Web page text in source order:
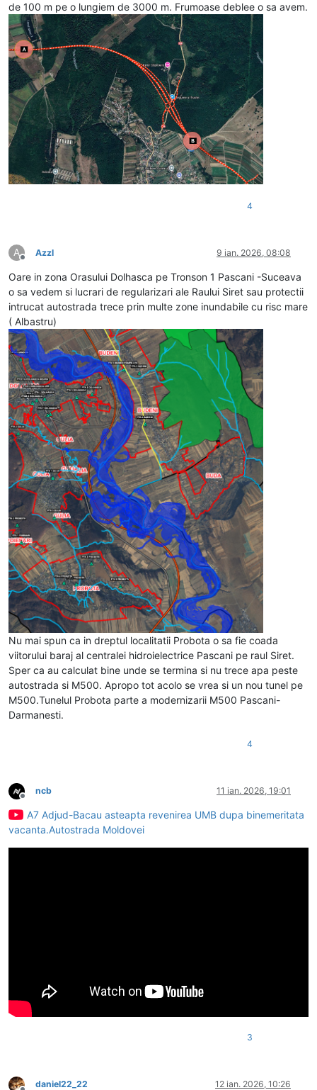
de 100 m pe o lungiem de 3000 m. Frumoase deblee o sa avem.
4
A
Deconectat
Azzl 9 ian. 2026, 08:08
Oare in zona Orasului Dolhasca pe Tronson 1 Pascani -Suceava
o sa vedem si lucrari de regularizari ale Raului Siret sau protectii
intrucat autostrada trece prin multe zone inundabile cu risc mare
( Albastru)
Nu mai spun ca in dreptul localitatii Probota o sa fie coada
viitorului baraj al centralei hidroielectrice Pascani pe raul Siret.
Sper ca au calculat bine unde se termina si nu trece apa peste
autostrada si M500. Apropo tot acolo se vrea si un nou tunel pe
M500.Tunelul Probota parte a modernizarii M500 Pascani-
Darmanesti.
4
Deconectat
ncb 11 ian. 2026, 19:01
A7 Adjud-Bacau asteapta revenirea UMB dupa binemeritata
vacanta.Autostrada Moldovei
3
daniel22_22 12 ian. 2026, 10:26